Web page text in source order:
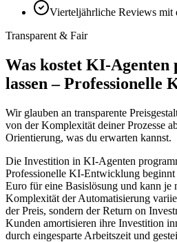
Vierteljährliche Reviews mit
Transparent & Fair
Was kostet KI-Agenten
lassen – Professionelle
Wir glauben an transparente
von der Komplexität deiner Prozesse
Orientierung, was du erwarten kannst.
Die Investition in KI-Agenten
Professionelle KI-Entwicklung
Euro für eine Basislösung und kann je
Komplexität der Automatisierung
der Preis, sondern der Return on
Kunden amortisieren ihre Investition
durch eingesparte Arbeitszeit und